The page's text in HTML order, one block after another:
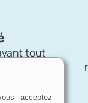
tout
acceptez